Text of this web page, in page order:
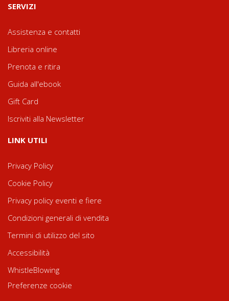
SERVIZI
Assistenza e contatti
Libreria online
Prenota e ritira
Guida all'ebook
Gift Card
Iscriviti alla Newsletter
LINK UTILI
Privacy Policy
Cookie Policy
Privacy policy eventi e fiere
Condizioni generali di vendita
Termini di utilizzo del sito
Accessibilità
WhistleBlowing
Preferenze cookie